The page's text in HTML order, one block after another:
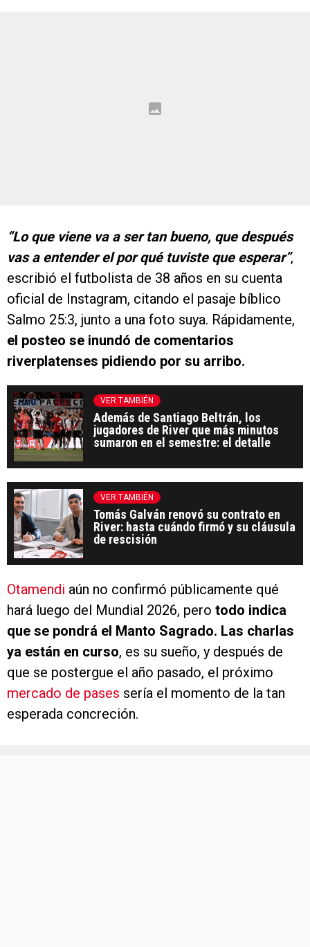
“Lo que viene va a ser tan bueno, que después
vas a entender el por qué tuviste que esperar”,
escribió el futbolista de 38 años en su cuenta
oficial de Instagram, citando el pasaje bíblico
Salmo 25:3, junto a una foto suya. Rápidamente,
el posteo se inundó de comentarios
riverplatenses pidiendo por su arribo.
VER TAMBIÉN
Además de Santiago Beltrán, los
jugadores de River que más minutos
sumaron en el semestre: el detalle
VER TAMBIÉN
Tomás Galván renovó su contrato en
River: hasta cuándo firmó y su cláusula
de rescisión
Otamendi aún no confirmó públicamente qué
hará luego del Mundial 2026, pero todo indica
que se pondrá el Manto Sagrado. Las charlas
ya están en curso, es su sueño, y después de
que se postergue el año pasado, el próximo
mercado de pases sería el momento de la tan
esperada concreción.